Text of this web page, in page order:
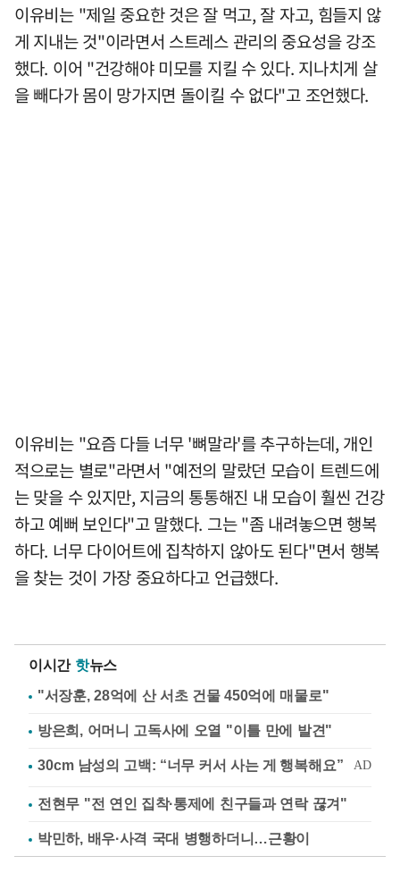
이유비는 "제일 중요한 것은 잘 먹고, 잘 자고, 힘들지 않
게 지내는 것"이라면서 스트레스 관리의 중요성을 강조
했다. 이어 "건강해야 미모를 지킬 수 있다. 지나치게 살
을 빼다가 몸이 망가지면 돌이킬 수 없다"고 조언했다.
이유비는 "요즘 다들 너무 '뼈말라'를 추구하는데, 개인
적으로는 별로"라면서 "예전의 말랐던 모습이 트렌드에
는 맞을 수 있지만, 지금의 통통해진 내 모습이 훨씬 건강
하고 예뻐 보인다"고 말했다. 그는 "좀 내려놓으면 행복
하다. 너무 다이어트에 집착하지 않아도 된다"면서 행복
을 찾는 것이 가장 중요하다고 언급했다.
이시간 핫뉴스
"서장훈, 28억에 산 서초 건물 450억에 매물로"
방은희, 어머니 고독사에 오열 "이틀 만에 발견"
전현무 "전 연인 집착·통제에 친구들과 연락 끊겨"
박민하, 배우·사격 국대 병행하더니…근황이